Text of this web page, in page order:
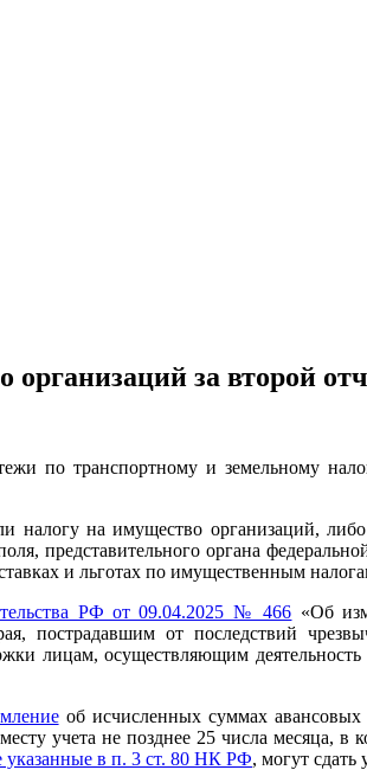
за второй
по транспортному и земельному
налогу на имущество организаций,
представительного органа
и льготах по имущественным
РФ от 09.04.2025 № 466 «Об
пострадавшим от последствий
лицам, осуществляющим деятельность
об исчисленных суммах авансовых
учета не позднее 25 числа месяца, в
указанные в п. 3 ст. 80 НК РФ, могут сдать